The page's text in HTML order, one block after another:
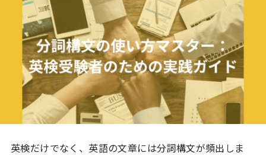
英検だけでなく、英語の文章には分詞構文が頻出しま